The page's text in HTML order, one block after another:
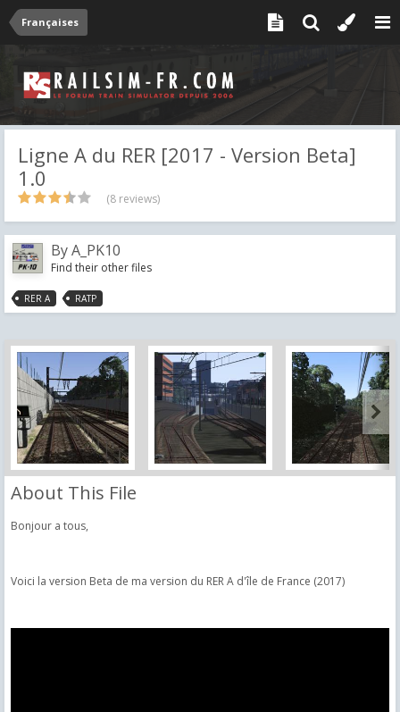
Françaises
Ligne A du RER [2017 - Version Beta]
1.0
(8 reviews)
ByA_PK10
Find their other files
RER A RATP
About This File
Bonjour a tous,
Voici la version Beta de ma version du RER A d'île de France (2017)